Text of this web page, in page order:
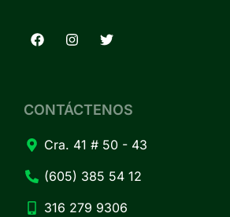
CONTÁCTENOS
Cra. 41 # 50 - 43
(605) 385 54 12
316 279 9306